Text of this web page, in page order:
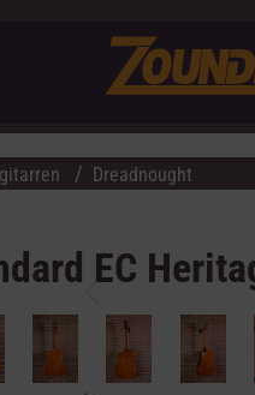
Dreadnought
EC